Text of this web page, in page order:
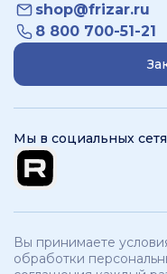
shop@frizar.ru
8 800 700-51-21
Мы в социальных
Вы принимаете
обработки